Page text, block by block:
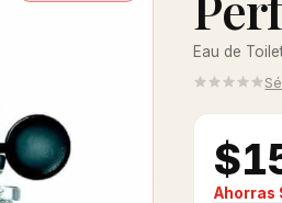
Eau de
Ahorras